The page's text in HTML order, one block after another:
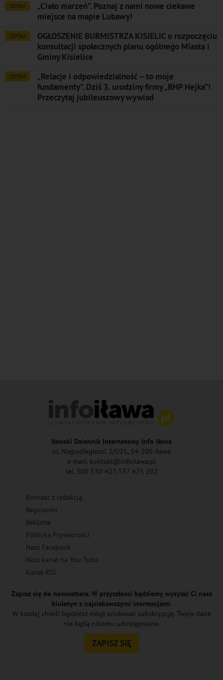
CZYTAJ
„Ciało marzeń”. Poznaj z nami nowe ciekawe
miejsce na mapie Lubawy!
CZYTAJ
OGŁOSZENIE BURMISTRZA KISIELIC o rozpoczęciu
konsultacji społecznych planu ogólnego Miasta i
Gminy Kisielice
CZYTAJ
„Relacje i odpowiedzialność – to moje
fundamenty”. Dziś 3. urodziny firmy „BHP Hejka”!
Przeczytaj jubileuszowy wywiad
Iławski Dziennik Internetowy Info Iława
ul. Niepodległości 2/U21, 14-200 Iława
e-mail: kontakt@infoilawa.pl
tel. 500 530 427, 537 475 202
Kontakt z redakcją
Regulamin
Reklama
Polityka Prywatności
Nasz Facebook
Nasz kanał na You Tube
Kanał RSS
Zapisz się do newslettera. W przyszłości będziemy wysyłać Ci nasz
biuletyn z najciekawszymi inormacjami.
W każdej chwili będziesz mógł anulować subskrypcję. Twoje dane
nie będą nikomu udostępniane.
ZAPISZ SIĘ